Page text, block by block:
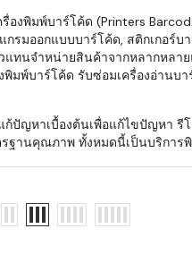
น
จ
งพิมพ์บาร์โค้ด (Printers
กรมออกแบบบาร์โค้ด, สติกเก
จำหน่ายสินค้าจากหลากหลาย
พ์บาร์โค้ด รับซ่อมเครื่องอ่านบ
ญหาเบื้องต้นเพื่อแก้ไขปัญหา
านคุณภาพ ทั้งหมดนี้เป็นบริการ